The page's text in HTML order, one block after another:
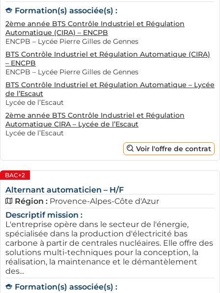
Formation(s) associée(s) :
2ème année BTS Contrôle Industriel et Régulation
Automatique (CIRA) – ENCPB
ENCPB – Lycée Pierre Gilles de Gennes
BTS Contrôle Industriel et Régulation Automatique (CIRA)
– ENCPB
ENCPB – Lycée Pierre Gilles de Gennes
BTS Contrôle Industriel et Régulation Automatique – Lycée
de l’Escaut
Lycée de l’Escaut
2ème année BTS Contrôle Industriel et Régulation
Automatique CIRA – Lycée de l’Escaut
Lycée de l’Escaut
Voir l'offre de contrat
BAC+2
Alternant automaticien – H/F
Région : Provence-Alpes-Côte d'Azur
Descriptif mission :
L'entreprise opère dans le secteur de l'énergie,
spécialisée dans la production d'électricité bas
carbone à partir de centrales nucléaires. Elle offre des
solutions multi-techniques pour la conception, la
réalisation, la maintenance et le démantèlement
des...
Formation(s) associée(s) :